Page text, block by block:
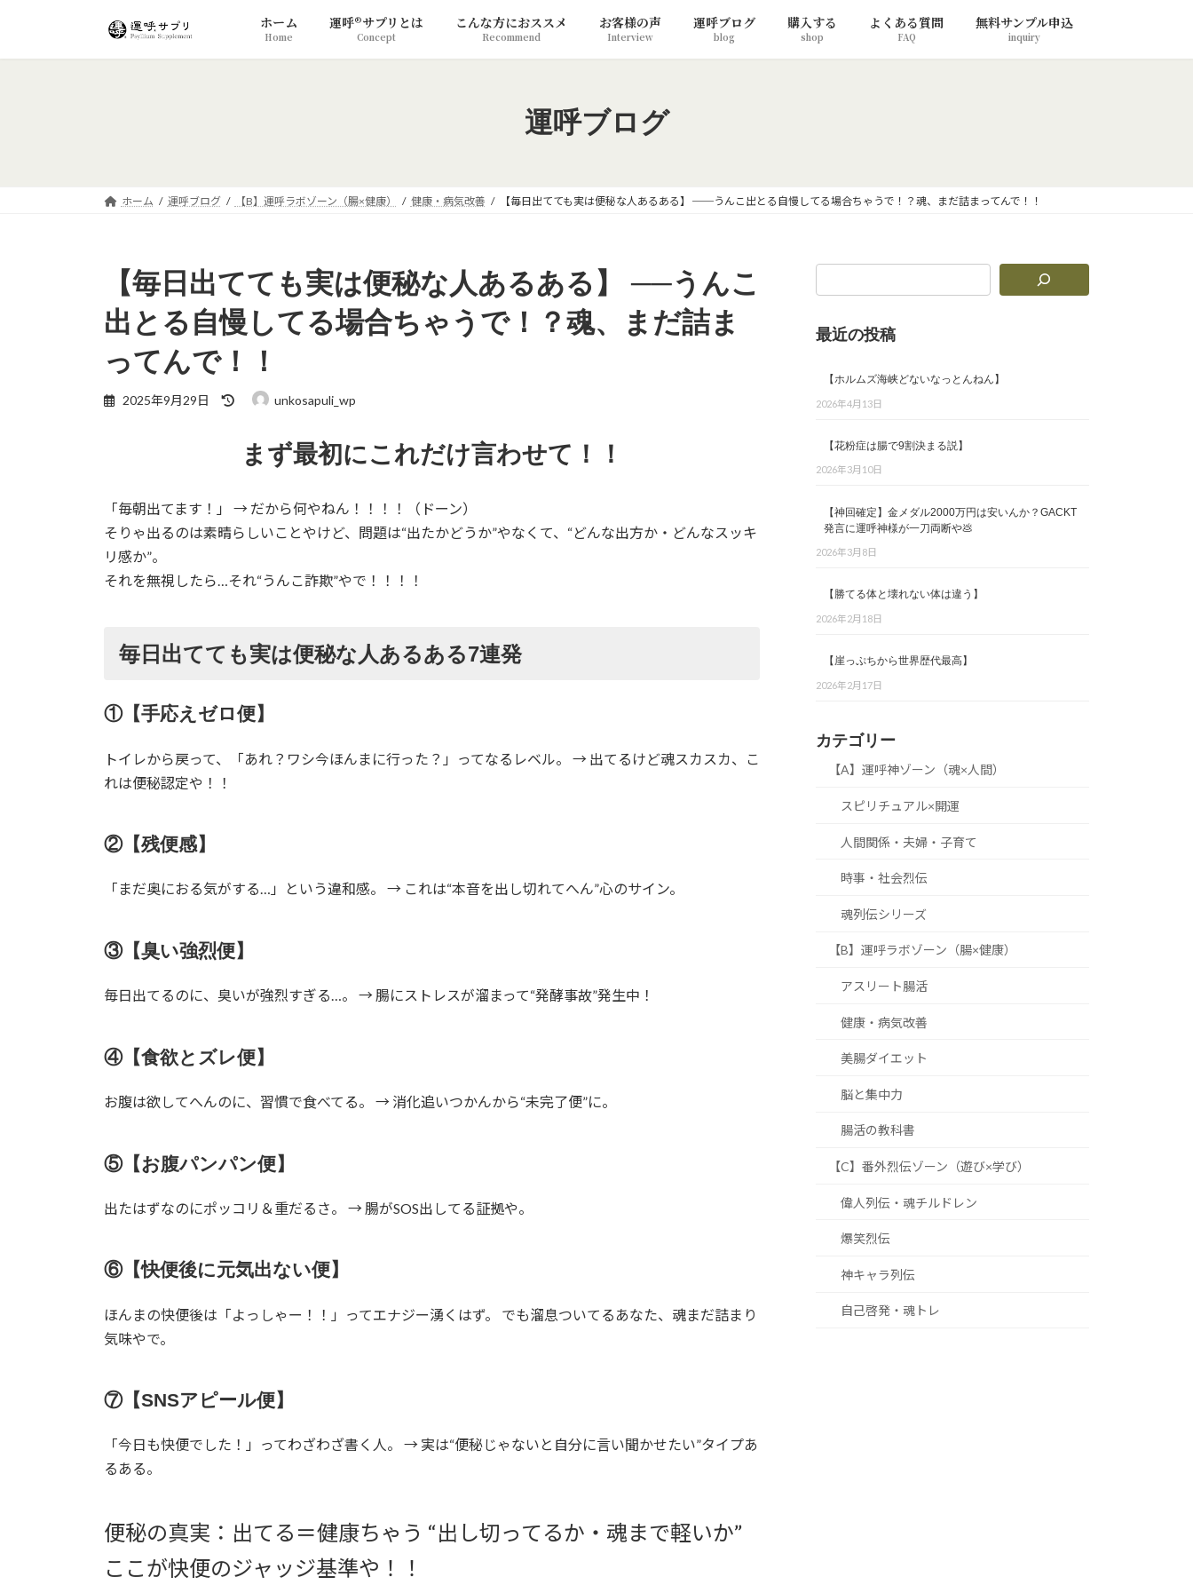
ホーム
Home
運呼®サプリとは
Concept
こんな方におススメ
Recommend
お客様の声
Interview
運呼ブログ
blog
購入する
shop
よくある質問
FAQ
無料サンプル申込
inquiry
運呼ブログ
ホーム 運呼ブログ 【B】運呼ラボゾーン（腸×健康） 健康・病気改善 【毎日出てても実は便秘な人あるある】 ──うんこ出とる自慢してる場合ちゃうで！？魂、まだ詰まってんで！！
【毎日出てても実は便秘な人あるある】 ──うんこ
出とる自慢してる場合ちゃうで！？魂、まだ詰ま
ってんで！！
2025年9月29日
最
新
日
unkosapuli_wp
まず最初にこれだけ言わせて！！
「毎朝出てます！」 → だから何やねん！！！！（ドーン）
そりゃ出るのは素晴らしいことやけど、問題は“出たかどうか”やなくて、“どんな出方か・どんなスッキ
リ感か”。
それを無視したら…それ“うんこ詐欺”やで！！！！
毎日出てても実は便秘な人あるある7連発
①【手応えゼロ便】
トイレから戻って、「あれ？ワシ今ほんまに行った？」ってなるレベル。 → 出てるけど魂スカスカ、こ
れは便秘認定や！！
②【残便感】
「まだ奥におる気がする…」という違和感。 → これは“本音を出し切れてへん”心のサイン。
③【臭い強烈便】
毎日出てるのに、臭いが強烈すぎる…。 → 腸にストレスが溜まって“発酵事故”発生中！
④【食欲とズレ便】
お腹は欲してへんのに、習慣で食べてる。 → 消化追いつかんから“未完了便”に。
⑤【お腹パンパン便】
出たはずなのにポッコリ＆重だるさ。 → 腸がSOS出してる証拠や。
⑥【快便後に元気出ない便】
ほんまの快便後は「よっしゃー！！」ってエナジー湧くはず。 でも溜息ついてるあなた、魂まだ詰まり
気味やで。
⑦【SNSアピール便】
「今日も快便でした！」ってわざわざ書く人。 → 実は“便秘じゃないと自分に言い聞かせたい”タイプあ
るある。
便秘の真実：出てる＝健康ちゃう “出し切ってるか・魂まで軽いか”
ここが快便のジャッジ基準や！！
最近の投稿
【ホルムズ海峡どないなっとんねん】
2026年4月13日
【花粉症は腸で9割決まる説】
2026年3月10日
【神回確定】金メダル2000万円は安いんか？GACKT
発言に運呼神様が一刀両断や💩
2026年3月8日
【勝てる体と壊れない体は違う】
2026年2月18日
【崖っぷちから世界歴代最高】
2026年2月17日
カテゴリー
【A】運呼神ゾーン（魂×人間）
スピリチュアル×開運
人間関係・夫婦・子育て
時事・社会烈伝
魂列伝シリーズ
【B】運呼ラボゾーン（腸×健康）
アスリート腸活
健康・病気改善
美腸ダイエット
脳と集中力
腸活の教科書
【C】番外烈伝ゾーン（遊び×学び）
偉人列伝・魂チルドレン
爆笑烈伝
神キャラ列伝
自己啓発・魂トレ